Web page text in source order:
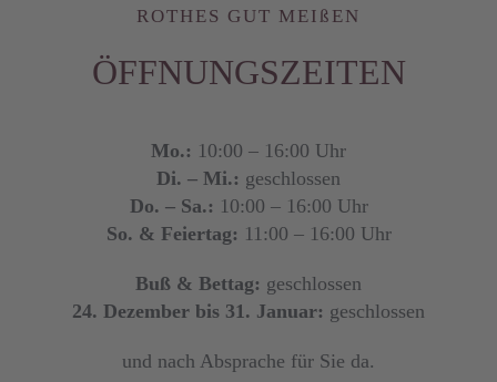
ROTHES GUT MEIßEN
ÖFFNUNGSZEITEN
Mo.: 10:00 – 16:00 Uhr
Di. – Mi.: geschlossen
Do. – Sa.: 10:00 – 16:00 Uhr
So. & Feiertag: 11:00 – 16:00 Uhr
Buß & Bettag: geschlossen
24. Dezember bis 31. Januar: geschlossen
und nach Absprache für Sie da.